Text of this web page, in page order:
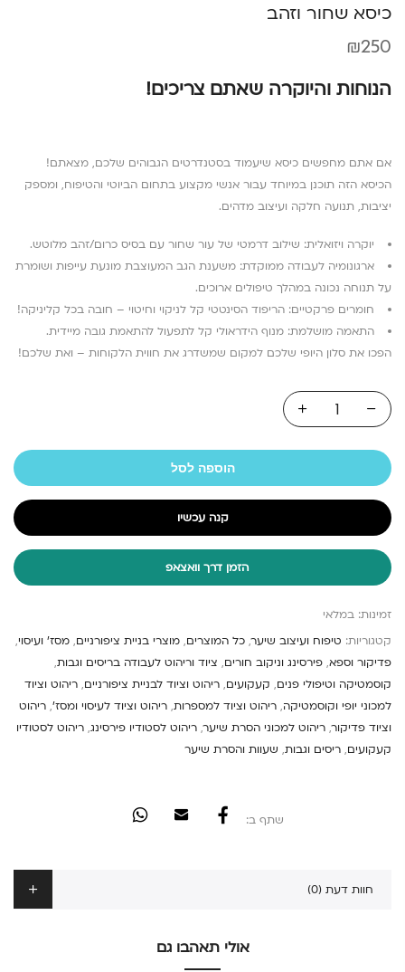
כיסא שחור וזהב
₪250
הנוחות והיוקרה שאתם צריכים!
אם אתם מחפשים כיסא שיעמוד בסטנדרטים הגבוהים שלכם, מצאתם!
הכיסא הזה תוכנן במיוחד עבור אנשי מקצוע בתחום הביוטי והטיפוח, ומספק
יציבות, תנועה חלקה ועיצוב מדהים.
יוקרה ויזואלית: שילוב דרמטי של עור שחור עם בסיס כרום/זהב מלוטש.
ארגונומיה לעבודה ממוקדת: משענת הגב המעוצבת מונעת עייפות ושומרת
על תנוחה נכונה במהלך טיפולים ארוכים.
חומרים פרקטיים: הריפוד הסינטטי קל לניקוי וחיטוי – חובה בכל קליניקה!
התאמה מושלמת: מנוף הידראולי קל לתפעול להתאמת גובה מיידית.
הפכו את סלון היופי שלכם למקום שמשדרג את חווית הלקוחות – ואת שלכם!
הוספה לסל
קנה עכשיו
הזמן דרך וואצאפ
זמינות: במלאי
קטגוריות: טיפוח ועיצוב שיער, כל המוצרים, מוצרי בניית ציפורניים, מסז' ועיסוי,
פדיקור וספא, פירסינג וניקוב חורים, ציוד וריהוט לעבודה בריסים וגבות,
קוסמטיקה וטיפולי פנים, קעקועים, ריהוט וציוד לבניית ציפורניים, ריהוט וציוד
למכוני יופי וקוסמטיקה, ריהוט וציוד למספרות, ריהוט וציוד לעיסוי ומסז', ריהוט
וציוד פדיקור, ריהוט למכוני הסרת שיער, ריהוט לסטודיו פירסינג, ריהוט לסטודיו
קעקועים, ריסים וגבות, שעוות והסרת שיער
שתף ב:
חוות דעת (0)
אולי תאהבו גם